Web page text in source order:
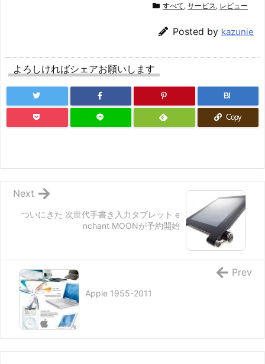
すべて, サービス , レビュー
Posted by kazunie
よろしければシェアお願いします
B!
Copy
ついにきた 次世代手書き入力タブレット e
nchant MOONが予約開始
Next
Apple 1955-2011
Prev